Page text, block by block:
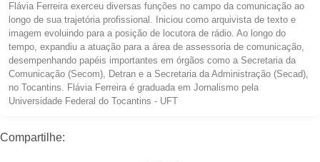
Flávia Ferreira exerceu diversas funções no campo da comunicação ao
longo de sua trajetória profissional. Iniciou como arquivista de texto e
imagem evoluindo para a posição de locutora de rádio. Ao longo do
tempo, expandiu a atuação para a área de assessoria de comunicação,
desempenhando papéis importantes em órgãos como a Secretaria da
Comunicação (Secom), Detran e a Secretaria da Administração (Secad),
no Tocantins. Flávia Ferreira é graduada em Jornalismo pela
Universidade Federal do Tocantins - UFT
Compartilhe: